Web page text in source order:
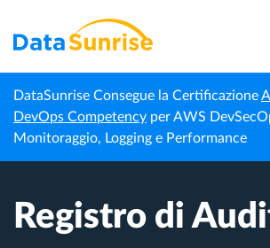
DataSunrise Consegue la Certificazione
DevOps Competency per AWS
Monitoraggio, Logging e Performance
Homepage Centro di Conoscenza Registro di
Registro di